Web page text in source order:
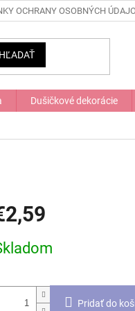
OCHRANY OSOBNÝCH
HĽADAŤ
Dušičkové dekorácie
Pridať do